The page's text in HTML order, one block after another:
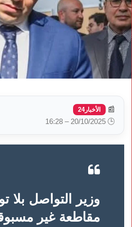
📰 الأخبار24
🕒 20/10/2025 – 16:28
وزير التواصل بلا
مقاطعة غير